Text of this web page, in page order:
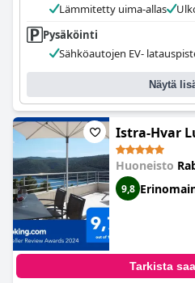
Lämmitetty uima-allas
Pysäköinti
Sähköautojen EV-
Näytä
Istra-Hvar
Huoneisto
9,8
Tarkista